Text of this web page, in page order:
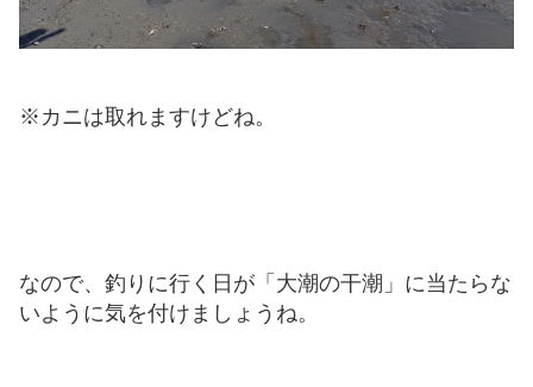
※カニは取れますけどね。
なので、釣りに行く日が「大潮の干潮」に当たらな
いように気を付けましょうね。